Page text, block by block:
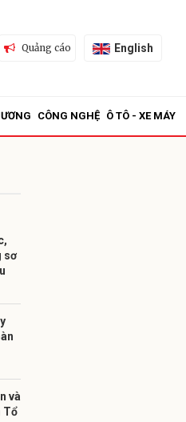
Quảng cáo English
CÔNG NGHỆ Ô TÔ - XE MÁY
sơ
và
Tổ